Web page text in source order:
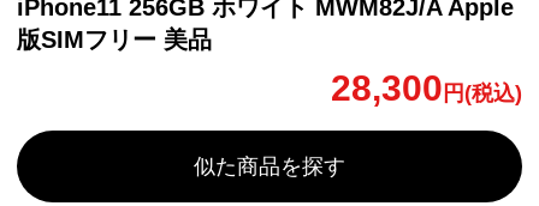
iPhone11 256GB ホワイト MWM82J/A Apple
版SIMフリー 美品
28,300 円(税込)
似た商品を探す